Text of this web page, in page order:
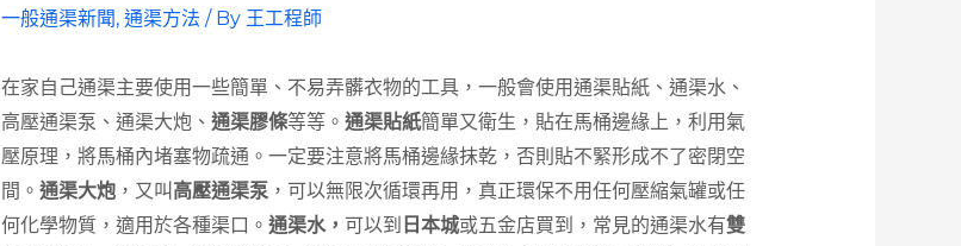
一般通渠新聞, 通渠方法 / By 王工程師
在家自己通渠主要使用一些簡單、不易弄髒衣物的工具，一般會使用通渠貼紙、通渠水、
高壓通渠泵、通渠大炮、 通渠膠條等等。 通渠貼紙簡單又衛生，貼在馬桶邊緣上，利用氣
壓原理，將馬桶內堵塞物疏通。一定要注意將馬桶邊緣抹乾，否則貼不緊形成不了密閉空
間。 通渠大炮，又叫 高壓通渠泵，可以無限次循環再用，真正環保不用任何壓縮氣罐或任
何化學物質，適用於各種渠口。 通渠水， 可以到 日本城或五金店買到，常見的通渠水有雙